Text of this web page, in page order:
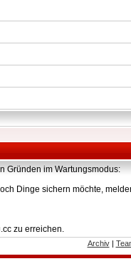
Gründen im Wartungsmodus:
Dinge sichern möchte,
zu erreichen.
Archiv|